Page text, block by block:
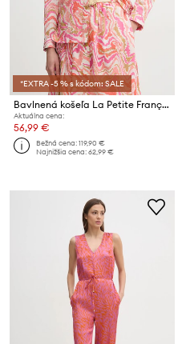
*EXTRA -5 % s kódom: SALE
Bavlnená košeľa La Petite Française CHEYENNE
Aktuálna cena:
56,99 €
Bežná cena:119,90 €
Najnižšia cena:62,99 €